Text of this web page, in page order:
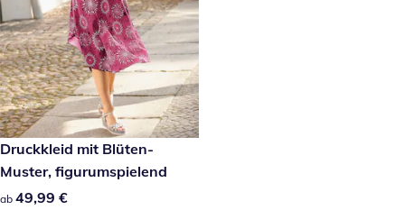
49,99 €
Druckkleid mit Blüten-
Muster, figurumspielend
49,99 €
ab 49,99 €